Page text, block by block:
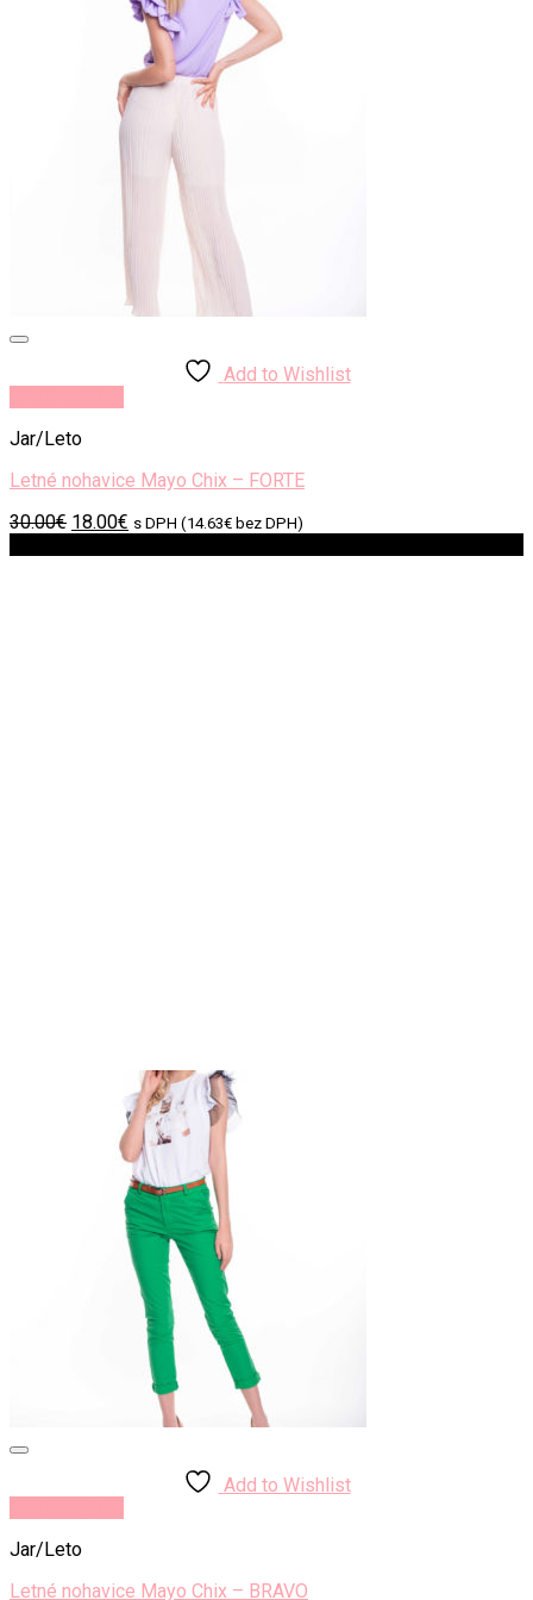
Add to Wishlist
Jar/Leto
Letné nohavice Mayo Chix – FORTE
30.00€ Original
18.00€ Current
s DPH (14.63€ bez DPH)
Add to Wishlist
Jar/Leto
Letné nohavice Mayo Chix – BRAVO